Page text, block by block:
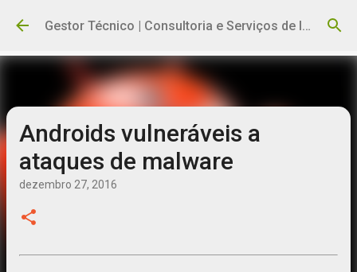
Pular para o conteúdo principal Gestor Técnico | Consultoria e Serviços de Informática
Androids vulneráveis a
ataques de malware
dezembro 27, 2016